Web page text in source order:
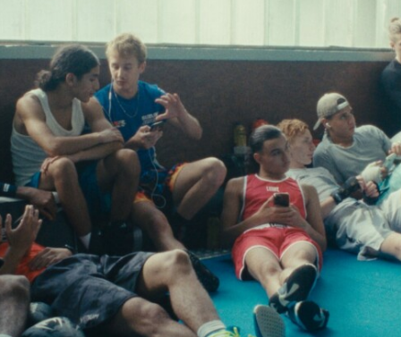
SCOLAIRES
PRATIQUE
RÉSERVATION
PROGRAMME